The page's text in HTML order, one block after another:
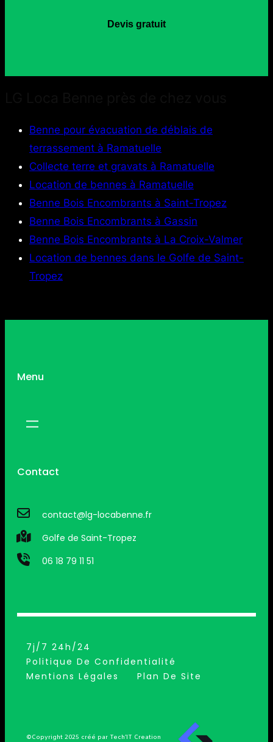
Devis gratuit
Benne pour évacuation de déblais de
terrassement à Ramatuelle
Collecte terre et gravats à Ramatuelle
Location de bennes à Ramatuelle
Benne Bois Encombrants à Saint-Tropez
Benne Bois Encombrants à Gassin
Benne Bois Encombrants à La Croix-Valmer
Location de bennes dans le Golfe de Saint-
Tropez
Menu
Contact
contact@lg-locabenne.fr
Golfe de Saint-Tropez
06 18 79 11 51
7j/7 24h/24
Politique De Confidentialité
Mentions Légales
Plan De Site
©Copyright 2025 créé par Tech’IT Creation